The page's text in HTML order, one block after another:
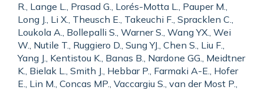
R., Lange L., Prasad G., Lorés-Motta L., Pauper M.,
Long J., Li X., Theusch E., Takeuchi F., Spracklen C.,
Loukola A., Bollepalli S., Warner S., Wang YX., Wei
W., Nutile T., Ruggiero D., Sung YJ., Chen S., Liu F.,
Yang J., Kentistou K., Banas B., Nardone GG., Meidtner
K., Bielak L., Smith J., Hebbar P., Farmaki A-E., Hofer
E., Lin M., Concas MP., Vaccargiu S., van der Most P.,